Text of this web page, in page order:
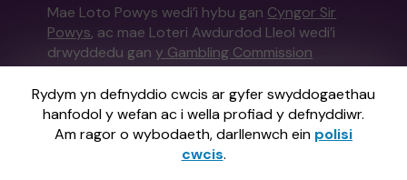
Rydym yn defnyddio cwcis ar gyfer swyddogaethau
hanfodol y wefan ac i wella profiad y defnyddiwr.
Am ragor o wybodaeth, darllenwch ein polisi
cwcis.
Mae Loto Powys wedi’i hybu gan Cyngor Sir
Powys, ac mae Loteri Awdurdod Lleol wedi’i
drwyddedu gany Gambling Commission
Gweinyddir y wefan hon gan Gatherwell,
Rheolwr Loteri Allanol sydd wedi'i drwyddedu
a'i reoleiddio ym Mhrydain Fawr gan